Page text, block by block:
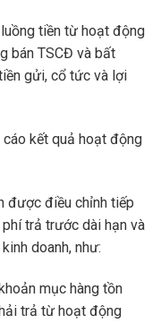
tiền từ hoạt động
bán TSCĐ và bất
gửi, cổ tức và lợi
kết quả hoạt động
được điều chỉnh tiếp
trả trước dài hạn và
doanh, như:
mục hàng tồn
trả từ hoạt động